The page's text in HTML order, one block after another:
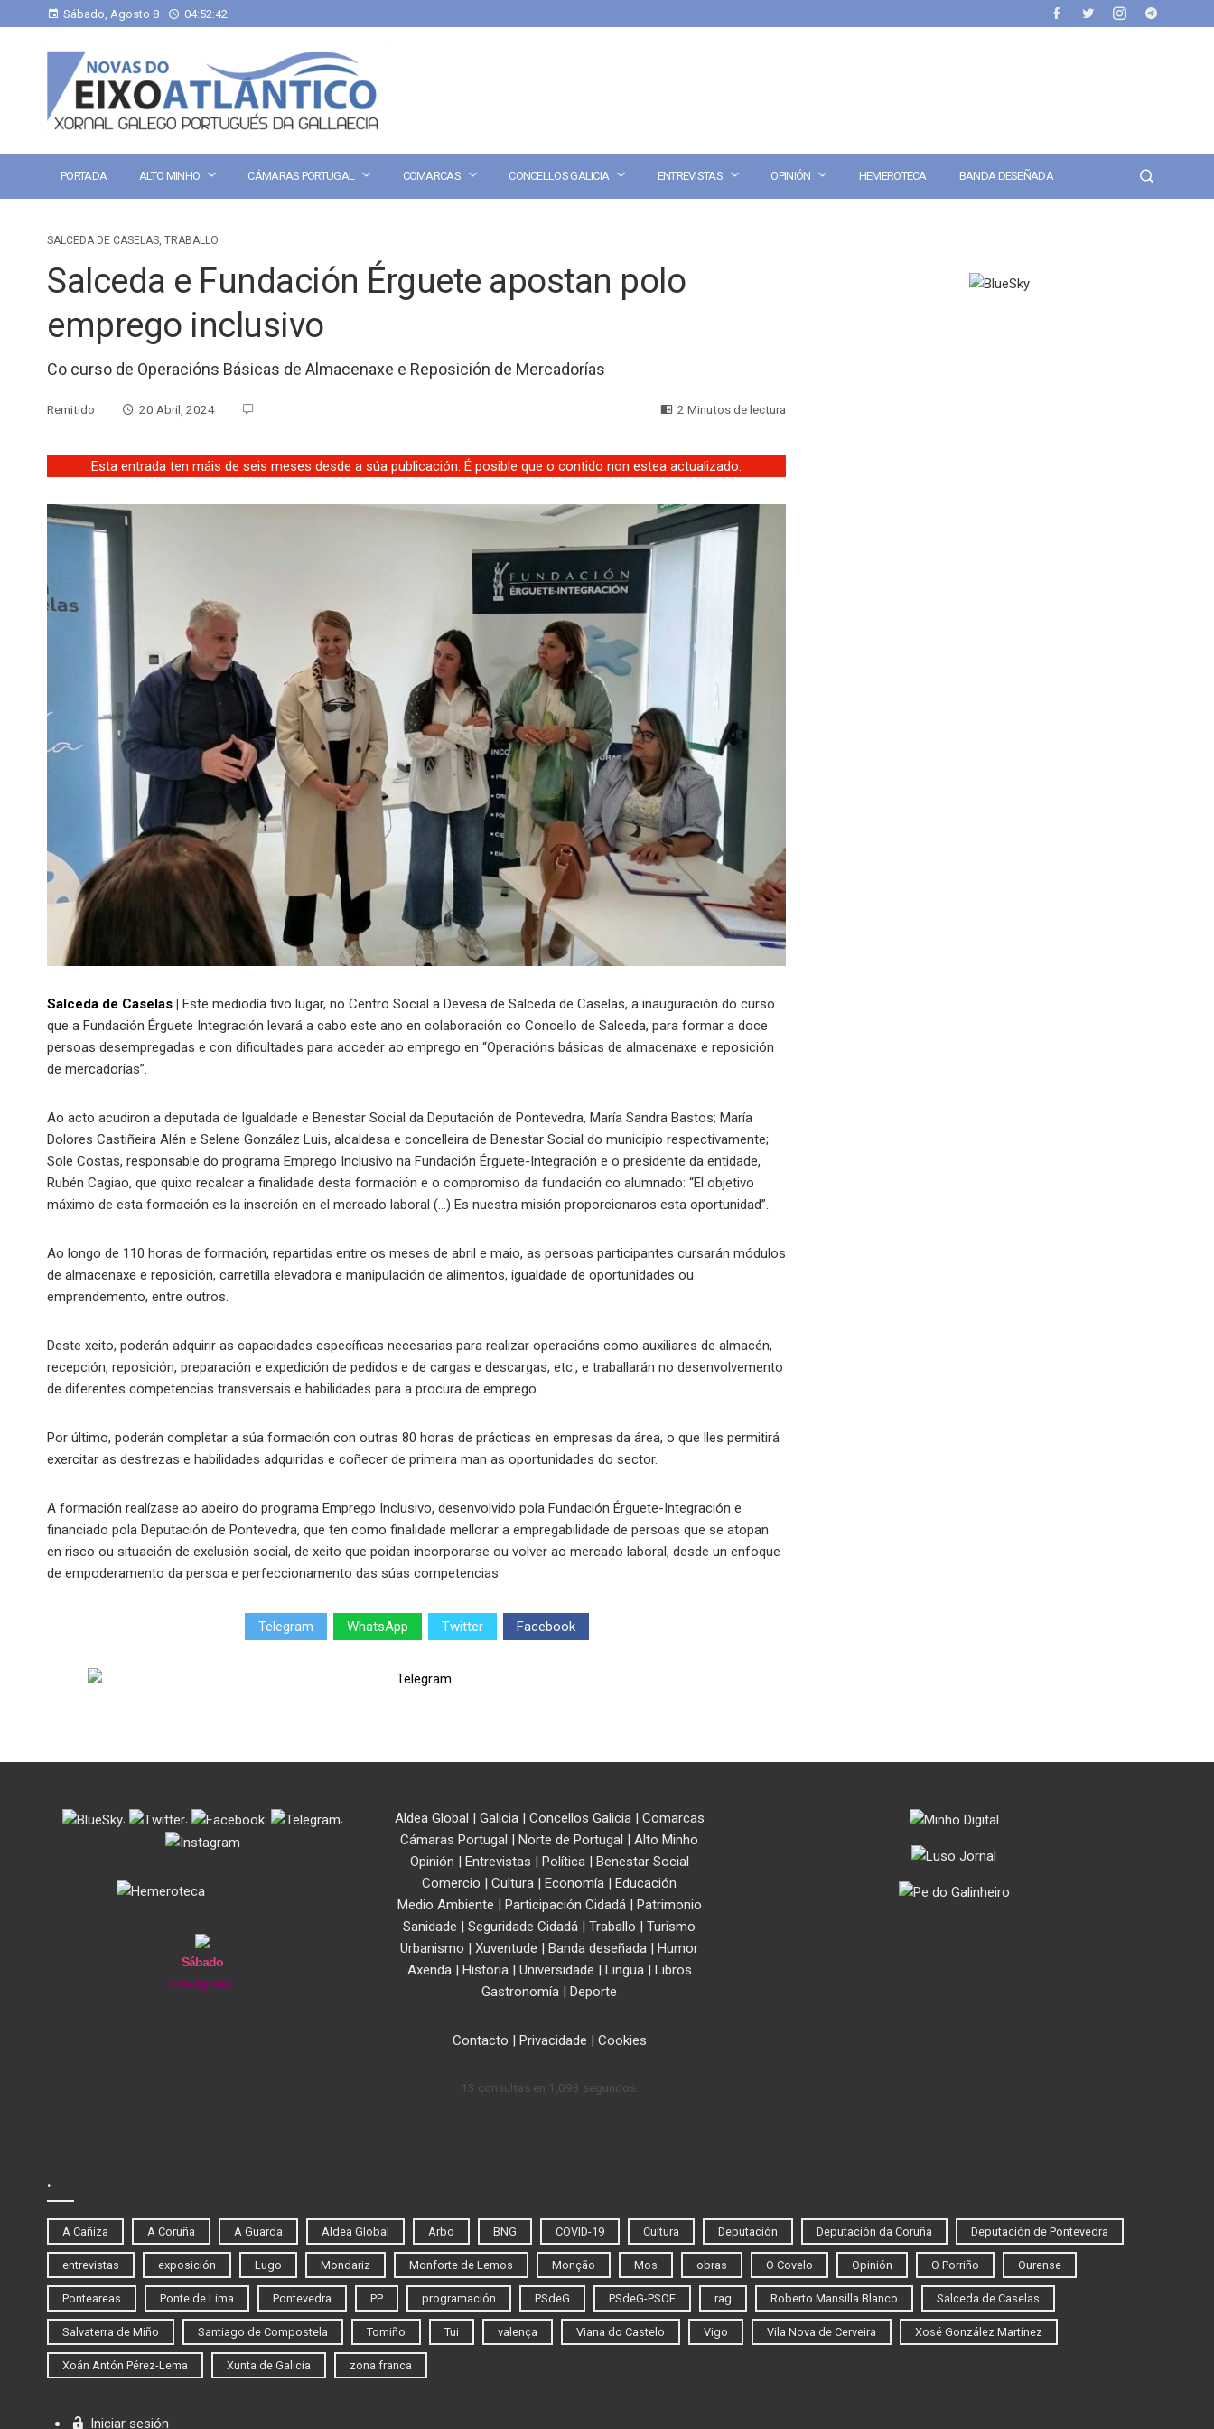
Sábado, Agosto 8 04:52:42
PORTADA ALTO MINHO CÁMARAS PORTUGAL COMARCAS CONCELLOS GALICIA ENTREVISTAS OPINIÓN HEMEROTECA BANDA DESEÑADA
SALCEDA DE CASELAS, TRABALLO
Salceda e Fundación Érguete apostan polo
emprego inclusivo
Co curso de Operacións Básicas de Almacenaxe e Reposición de Mercadorías
Remitido 20 Abril, 2024 2 Minutos de lectura
Esta entrada ten máis de seis meses desde a súa publicación. É posible que o contido non estea actualizado.
Salceda de Caselas
Este mediodía tivo lugar, no Centro Social a Devesa de Salceda de Caselas, a inauguración do curso
que a Fundación Érguete Integración levará a cabo este ano en colaboración co Concello de Salceda, para formar a doce
persoas desempregadas e con dificultades para acceder ao emprego en “Operacións básicas de almacenaxe e reposición
de mercadorías”.
Ao acto acudiron a deputada de Igualdade e Benestar Social da Deputación de Pontevedra, María Sandra Bastos; María
Dolores Castiñeira Alén e Selene González Luis, alcaldesa e concelleira de Benestar Social do municipio respectivamente;
Sole Costas, responsable do programa Emprego Inclusivo na Fundación Érguete-Integración e o presidente da entidade,
Rubén Cagiao, que quixo recalcar a finalidade desta formación e o compromiso da fundación co alumnado: “El objetivo
máximo de esta formación es la inserción en el mercado laboral (…) Es nuestra misión proporcionaros esta oportunidad”.
Ao longo de 110 horas de formación, repartidas entre os meses de abril e maio, as persoas participantes cursarán módulos
de almacenaxe e reposición, carretilla elevadora e manipulación de alimentos, igualdade de oportunidades ou
emprendemento, entre outros.
Deste xeito, poderán adquirir as capacidades específicas necesarias para realizar operacións como auxiliares de almacén,
recepción, reposición, preparación e expedición de pedidos e de cargas e descargas, etc., e traballarán no desenvolvemento
de diferentes competencias transversais e habilidades para a procura de emprego.
Por último, poderán completar a súa formación con outras 80 horas de prácticas en empresas da área, o que lles permitirá
exercitar as destrezas e habilidades adquiridas e coñecer de primeira man as oportunidades do sector.
A formación realízase ao abeiro do programa Emprego Inclusivo, desenvolvido pola Fundación Érguete-Integración e
financiado pola Deputación de Pontevedra, que ten como finalidade mellorar a empregabilidade de persoas que se atopan
en risco ou situación de exclusión social, de xeito que poidan incorporarse ou volver ao mercado laboral, desde un enfoque
de empoderamento da persoa e perfeccionamento das súas competencias.
Telegram WhatsApp Twitter Facebook
. . . .
Sábado
8 de Agosto
Aldea Global Galicia| Concellos Galicia| Comarcas
Cámaras Portugal
Norte de Portugal
Alto Minho
Opinión
Entrevistas Política|
Benestar Social
Comercio
Cultura Economía
Educación
Medio Ambiente
Participación Cidadá|
Patrimonio
Sanidade
Seguridade Cidadá Traballo
Turismo
Urbanismo
Xuventude Banda deseñada
Humor
Axenda| Historia| Universidade Lingua|
Libros
Gastronomía
Deporte
Contacto Privacidade Cookies
13 consultas en 1,093 segundos.
.
A Cañiza A Coruña A Guarda Aldea Global Arbo BNG COVID-19 Cultura Deputación Deputación da Coruña Deputación de Pontevedra
entrevistas exposición Lugo Mondariz Monforte de Lemos Monção Mos obras O Covelo Opinión O Porriño Ourense
Ponteareas Ponte de Lima Pontevedra PP programación PSdeG PSdeG-PSOE rag Roberto Mansilla Blanco Salceda de Caselas
Salvaterra de Miño Santiago de Compostela Tomiño Tui valença Viana do Castelo Vigo Vila Nova de Cerveira Xosé González Martínez
Xoán Antón Pérez-Lema Xunta de Galicia zona franca
Iniciar sesión